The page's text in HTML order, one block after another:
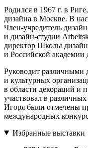
Родился в 1967 г. в
дизайна в Москве. В
Член-учредитель
и дизайн-студии
директор Школы
и Российской академии
Руководит различными
и культурных
в области декораций и
участвовал в
Игоря были отмечены
международных
Избранные выставки